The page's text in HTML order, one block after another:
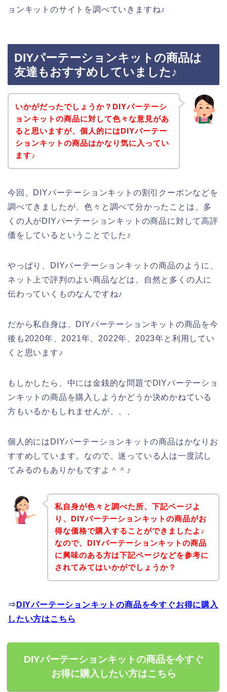
ョンキットのサイトを調べていきますね♪
DIYパーテーションキットの商品は
友達もおすすめしていました♪
いかがだったでしょうか？DIYパーテーシ
ョンキットの商品に対して色々な意見があ
ると思いますが、個人的にはDIYパーテー
ションキットの商品はかなり気に入ってい
ます♪
今回、DIYパーテーションキットの割引クーポンなどを
調べてきましたが、色々と調べて分かったことは、多
くの人がDIYパーテーションキットの商品に対して高評
価をしているということでした♪
やっぱり、DIYパーテーションキットの商品のように、
ネット上で評判のよい商品などは、自然と多くの人に
伝わっていくものなんですね♪
だから私自身は、DIYパーテーションキットの商品を今
後も2020年、2021年、2022年、2023年と利用してい
くと思います♪
もしかしたら、中には金銭的な問題でDIYパーテーショ
ンキットの商品を購入しようかどうか決めかねている
方もいるかもしれませんが、、、
個人的にはDIYパーテーションキットの商品はかなりお
すすめしています。なので、迷っている人は一度試し
てみるのもありかもですよ＾＾♪
私自身が色々と調べた所、下記ページよ
り、DIYパーテーションキットの商品がお
得な価格で購入することができましたよ♪
なので、DIYパーテーションキットの商品
に興味のある方は下記ページなどを参考に
されてみてはいかがでしょうか？
⇒ DIYパーテーションキットの商品を今すぐお得に購入
したい方はこちら
DIYパーテーションキットの商品を今すぐ
お得に購入したい方はこちら